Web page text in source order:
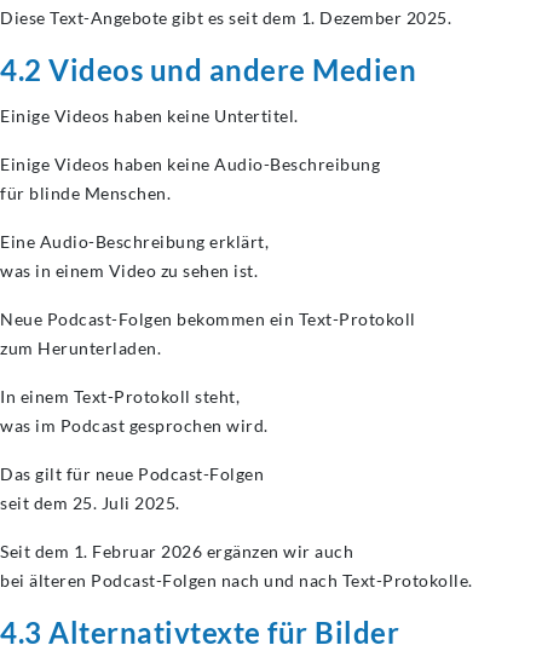
Diese Text-Angebote gibt es seit dem 1. Dezember 2025.
4.2 Videos und andere Medien
Einige Videos haben keine Untertitel.
Einige Videos haben keine Audio-Beschreibung
für blinde Menschen.
Eine Audio-Beschreibung erklärt,
was in einem Video zu sehen ist.
Neue Podcast-Folgen bekommen ein Text-Protokoll
zum Herunterladen.
In einem Text-Protokoll steht,
was im Podcast gesprochen wird.
Das gilt für neue Podcast-Folgen
seit dem 25. Juli 2025.
Seit dem 1. Februar 2026 ergänzen wir auch
bei älteren Podcast-Folgen nach und nach Text-Protokolle.
4.3 Alternativtexte für Bilder